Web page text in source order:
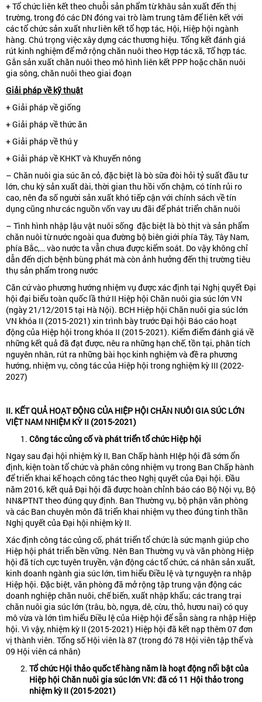
+ Tổ chức liên kết theo chuỗi sản phẩm từ khâu sản xuất đến thị
trường, trong đó các DN đóng vai trò làm trung tâm để liên kết với
các tổ chức sản xuất như liên kết tổ hợp tác, Hội, Hiệp hội ngành
hàng. Chú trọng việc xây dựng các thương hiệu. Tổng kết đánh giá
rút kinh nghiệm để mở rộng chăn nuôi theo Hợp tác xã, Tổ hợp tác.
Gắn sản xuất chăn nuôi theo mô hình liên kết PPP hoặc chăn nuôi
gia sông, chăn nuôi theo giai đoạn
Giải pháp về kỹ thuật
+ Giải pháp về giống
+ Giải pháp về thức ăn
+ Giải pháp về thú y
+ Giải pháp về KHKT và Khuyến nông
– Chăn nuôi gia súc ăn cỏ, đặc biệt là bò sữa đòi hỏi tỷ suất đầu tư
lớn, chu kỳ sản xuất dài, thời gian thu hồi vốn chậm, có tính rủi ro
cao, nên đa số người sản xuất khó tiếp cận với chính sách về tín
dụng cũng như các nguồn vốn vay ưu đãi để phát triển chăn nuôi
– Tình hình nhập lậu vật nuôi sống đặc biệt là bò thịt và sản phẩm
chăn nuôi từ nước ngoài qua đường bộ biên giới phía Tây, Tây Nam,
phía Bắc,… vào nước ta vẫn chưa được kiểm soát. Do vậy không chỉ
dẫn đến dịch bệnh bùng phát mà còn ảnh hưởng đến thị trường tiêu
thụ sản phẩm trong nước
Căn cứ vào phương hướng nhiệm vụ được xác định tại Nghị quyết Đại
hội đại biểu toàn quốc lầ thứ II Hiệp hội Chăn nuôi gia súc lớn VN
(ngày 21/12/2015 tại Hà Nội). BCH Hiệp hội Chăn nuôi gia súc lớn
VN khóa II (2015-2021) xin trình bày trước Đại hội Báo cáo hoạt
động của Hiệp hội trong khóa II (2015-2021). Kiểm điểm đánh giá về
những kết quả đã đạt được, nêu ra những hạn chế, tồn tại, phân tích
nguyên nhân, rút ra những bài học kinh nghiệm và đề ra phương
hướng, nhiệm vụ, công tác của Hiệp hội trong nghiệm kỳ III (2022-
2027)
II. KẾT QUẢ HOẠT ĐỘNG CỦA HIỆP HỘI CHĂN NUÔI GIA SÚC LỚN
VIỆT NAM NHIỆM KỲ II (2015-2021)
Công tác củng cố và phát triển tổ chức Hiệp hội
Ngay sau đại hội nhiệm kỳ II, Ban Chấp hành HIệp hội đã sớm ổn
định, kiện toàn tổ chức và phân công nhiệm vụ trong Ban Chấp hành
để triển khai kế hoạch công tác theo Nghị quyết của Đại hội. Đầu
năm 2016, kết quả Đại hội đã được hoàn chỉnh báo cáo Bộ Nội vụ, Bộ
NN&PTNT theo đúng quy định. Ban Thường vụ, bộ phận văn phòng
và các Ban chuyên môn đã triển khai nhiệm vụ theo đúng tinh thần
Nghị quyết của Đại hội nhiệm kỳ II.
Xác định công tác củng cố, phát triển tổ chức là sức mạnh giúp cho
Hiệp hội phát triển bền vững. Nên Ban Thường vụ và văn phòng Hiệp
hội đã tích cực tuyên truyền, vận động các tổ chức, cá nhân sản xuất,
kinh doanh ngành gia súc lớn, tìm hiểu Điều lệ và tự nguyện ra nhập
Hiệp hội. Đặc biệt, văn phòng đã mở rộng tập trung vận động các
doanh nghiệp chăn nuôi, chế biến, xuất nhập khẩu; các trang trại
chăn nuôi gia súc lớn (trâu, bò, ngựa, dê, cừu, thỏ, hươu nai) có quy
mô vừa và lớn tìm hiểu Điều lệ của Hiệp hội để sẵn sàng ra nhập Hiệp
hội. Vì vậy, nhiệm kỳ II (2015-2021) Hiệp hội đã kết nạp thêm 07 đơn
vị thành viên. Tổng số Hội viên là 87 (trong đó 78 Hội viên tập thể và
09 Hội viên cá nhân)
Tổ chức Hội thảo quốc tế hàng năm là hoạt động nổi bật của
Hiệp hội Chăn nuôi gia súc lớn VN: đã có 11 Hội thảo trong
nhiệm kỳ II (2015-2021)